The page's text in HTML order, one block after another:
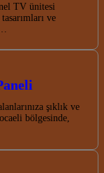
TV ünitesi
ve
şıklık ve
bölgesinde,